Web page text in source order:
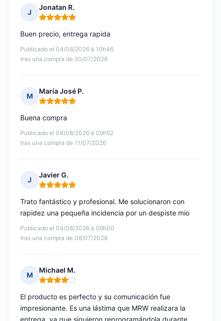
J
Jonatan R.
Nota: 5 de 5
Publicado el 04/08/2026 à 10h46
tras una compra de 20/07/2026
Buen precio, entrega rapida
M
María José P.
Nota: 5 de 5
Publicado el 04/08/2026 à 09h52
tras una compra de 11/07/2026
Buena compra
J
Javier G.
Nota: 5 de 5
Publicado el 04/08/2026 à 09h00
tras una compra de 08/07/2026
Trato fantástico y profesional. Me solucionaron con
rapidez una pequeña incidencia por un despiste mio
M
Michael M.
Nota: 4 de 5
El producto es perfecto y su comunicación fue
impresionante. Es una lástima que MRW realizara la